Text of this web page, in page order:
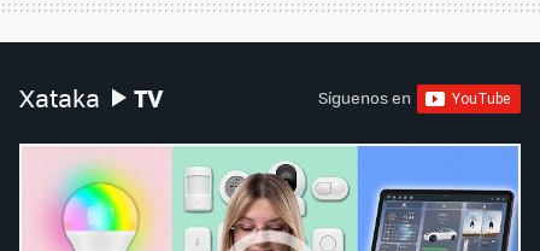
Xataka TV Síguenos en